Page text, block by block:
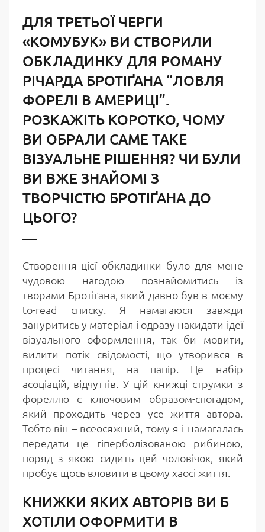
ДЛЯ ТРЕТЬОЇ ЧЕРГИ
«КОМУБУК» ВИ СТВОРИЛИ
ОБКЛАДИНКУ ДЛЯ РОМАНУ
РІЧАРДА БРОТІҐАНА “ЛОВЛЯ
ФОРЕЛІ В АМЕРИЦІ”.
РОЗКАЖІТЬ КОРОТКО, ЧОМУ
ВИ ОБРАЛИ САМЕ ТАКЕ
ВІЗУАЛЬНЕ РІШЕННЯ? ЧИ БУЛИ
ВИ ВЖЕ ЗНАЙОМІ З
ТВОРЧІСТЮ БРОТІҐАНА ДО
ЦЬОГО?
Створення цієї обкладинки було для мене
чудовою нагодою познайомитись із
творами Бротіґана, який давно був в моєму
to-read списку. Я намагаюся завжди
зануритись у матеріал і одразу накидати ідеї
візуального оформлення, так би мовити,
вилити потік свідомості, що утворився в
процесі читання, на папір. Це набір
асоціацій, відчуттів. У цій книжці струмки з
фореллю є ключовим образом-спогадом,
який проходить через усе життя автора.
Тобто він – всеосяжний, тому я і намагалась
передати це гіперболізованою рибиною,
поряд з якою сидить цей чоловічок, який
пробує щось вловити в цьому хаосі життя.
КНИЖКИ ЯКИХ АВТОРІВ ВИ Б
ХОТІЛИ ОФОРМИТИ В